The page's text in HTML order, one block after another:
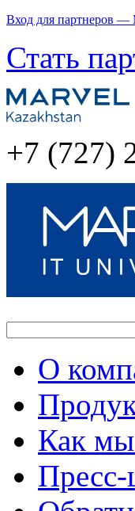
Вход для партнеров —
Стать
+7 (727)
О
Как мы
Пресс-